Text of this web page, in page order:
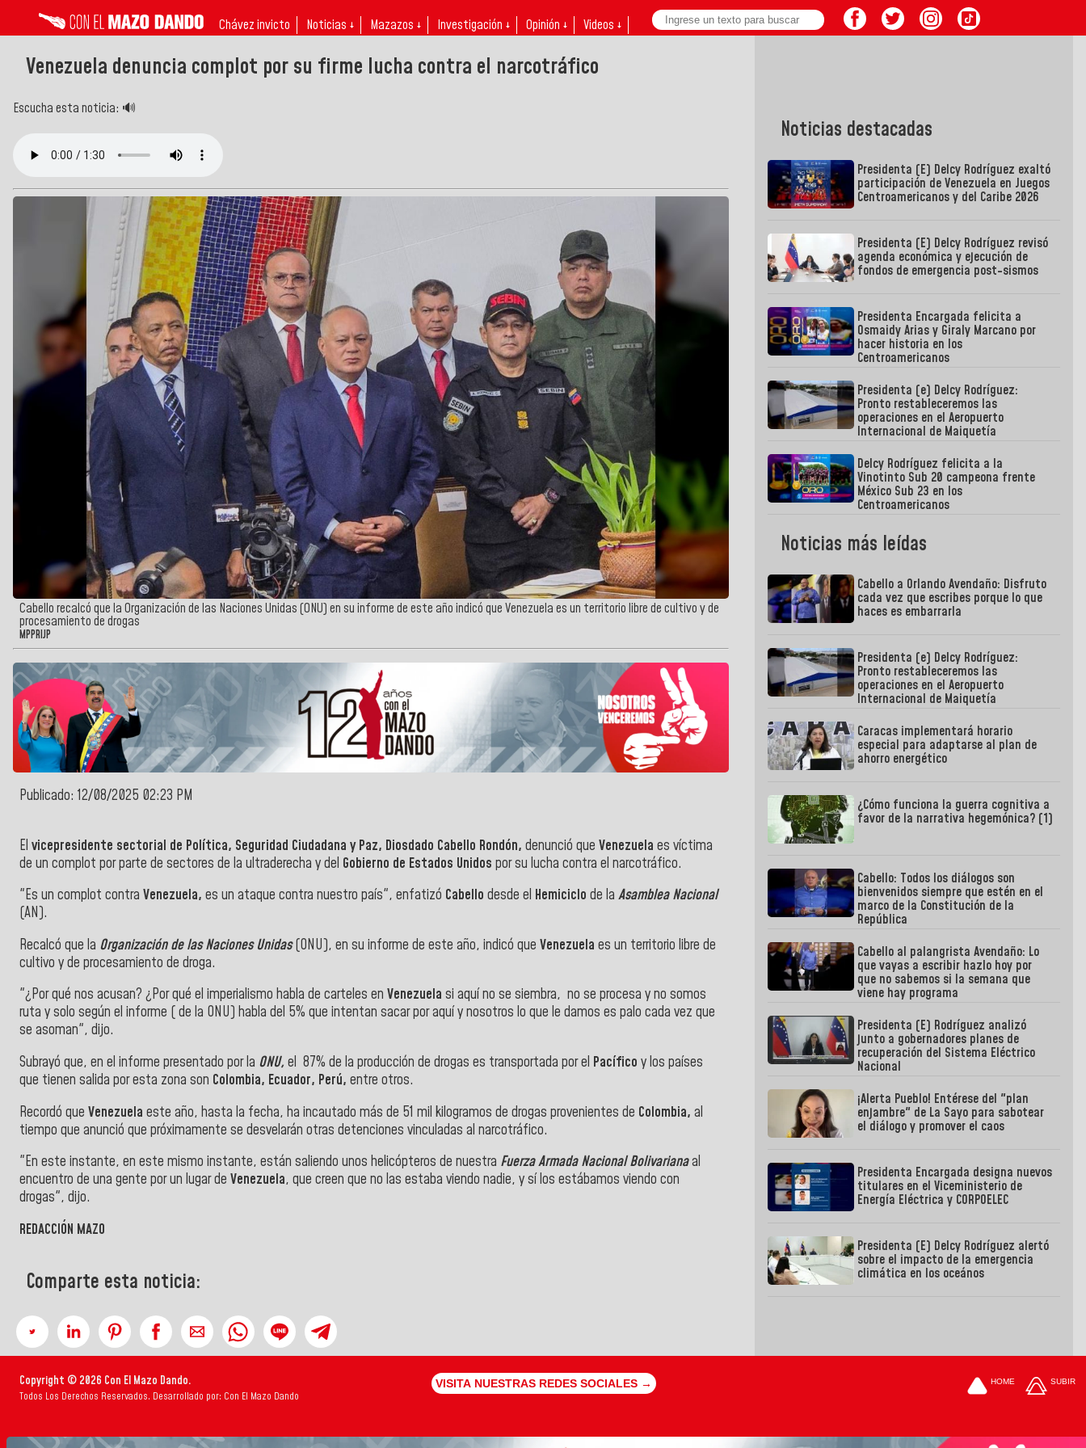
Chávez invicto Noticias ↓ Mazazos ↓ Investigación ↓ Opinión ↓ Videos ↓
Venezuela denuncia complot por su firme lucha contra el narcotráfico
Escucha esta noticia: 🔊
Cabello recalcó que la Organización de las Naciones Unidas (ONU) en su informe de este año indicó que Venezuela es un territorio libre de cultivo y de
procesamiento de drogas
MPPRIJP
Publicado: 12/08/2025 02:23 PM
El vicepresidente sectorial de Política, Seguridad Ciudadana y Paz, Diosdado Cabello Rondón, denunció que Venezuela es víctima
de un complot por parte de sectores de la ultraderecha y del Gobierno de Estados Unidos por su lucha contra el narcotráfico.
"Es un complot contra Venezuela, es un ataque contra nuestro país", enfatizó Cabello desde el Hemiciclo de la Asamblea Nacional
(AN).
Recalcó que la Organización de las Naciones Unidas(ONU), en su informe de este año, indicó que Venezuela es un territorio libre de
cultivo y de procesamiento de droga.
"¿Por qué nos acusan? ¿Por qué el imperialismo habla de carteles en Venezuela si aquí no se siembra, no se procesa y no somos
ruta y solo según el informe ( de la ONU) habla del 5% que intentan sacar por aquí y nosotros lo que le damos es palo cada vez que
se asoman", dijo.
Subrayó que, en el informe presentado por la ONU, el 87% de la producción de drogas es transportada por el Pacífico y los países
que tienen salida por esta zona son Colombia, Ecuador, Perú, entre otros.
Recordó que Venezuela este año, hasta la fecha, ha incautado más de 51 mil kilogramos de drogas provenientes de Colombia, al
tiempo que anunció que próximamente se desvelarán otras detenciones vinculadas al narcotráfico.
"En este instante, en este mismo instante, están saliendo unos helicópteros de nuestra Fuerza Armada Nacional Bolivarianaal
encuentro de una gente por un lugar de Venezuela, que creen que no las estaba viendo nadie, y sí los estábamos viendo con
drogas", dijo.
REDACCIÓN MAZO
Comparte esta noticia:
Noticias destacadas
Presidenta (E) Delcy Rodríguez exaltó
participación de Venezuela en Juegos
Centroamericanos y del Caribe 2026
Presidenta (E) Delcy Rodríguez revisó
agenda económica y ejecución de
fondos de emergencia post-sismos
Presidenta Encargada felicita a
Osmaidy Arias y Giraly Marcano por
hacer historia en los
Centroamericanos
Presidenta (e) Delcy Rodríguez:
Pronto restableceremos las
operaciones en el Aeropuerto
Internacional de Maiquetía
Delcy Rodríguez felicita a la
Vinotinto Sub 20 campeona frente
México Sub 23 en los
Centroamericanos
Noticias más leídas
Cabello a Orlando Avendaño: Disfruto
cada vez que escribes porque lo que
haces es embarrarla
Presidenta (e) Delcy Rodríguez:
Pronto restableceremos las
operaciones en el Aeropuerto
Internacional de Maiquetía
Caracas implementará horario
especial para adaptarse al plan de
ahorro energético
¿Cómo funciona la guerra cognitiva a
favor de la narrativa hegemónica? (1)
Cabello: Todos los diálogos son
bienvenidos siempre que estén en el
marco de la Constitución de la
República
Cabello al palangrista Avendaño: Lo
que vayas a escribir hazlo hoy por
que no sabemos si la semana que
viene hay programa
Presidenta (E) Rodríguez analizó
junto a gobernadores planes de
recuperación del Sistema Eléctrico
Nacional
¡Alerta Pueblo! Entérese del "plan
enjambre" de La Sayo para sabotear
el diálogo y promover el caos
Presidenta Encargada designa nuevos
titulares en el Viceministerio de
Energía Eléctrica y CORPOELEC
Presidenta (E) Delcy Rodríguez alertó
sobre el impacto de la emergencia
climática en los oceános
Copyright © 2026 Con El Mazo Dando.
Todos Los Derechos Reservados. Desarrollado por: Con El Mazo Dando
VISITA NUESTRAS REDES SOCIALES → HOME SUBIR